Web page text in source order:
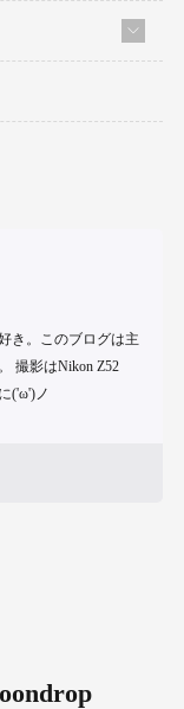
き。このブログは主
撮影はNikon Z52
('ω')ノ